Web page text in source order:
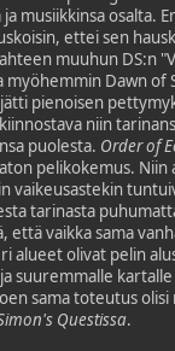
musiikkinsa osalta.
ettei sen
muuhun DS:n
myöhemmin Dawn of
jätti pienoisen
niin
puolesta. Order of
pelikokemus. Niin
vaikeusastekin
tarinasta
että vaikka sama
alueet olivat pelin
suuremmalle
sama toteutus olisi
Questissa.